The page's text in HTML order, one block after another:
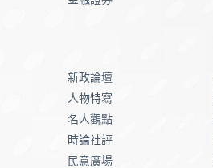
新政論壇
人物特寫
名人觀點
時論社評
民意廣場